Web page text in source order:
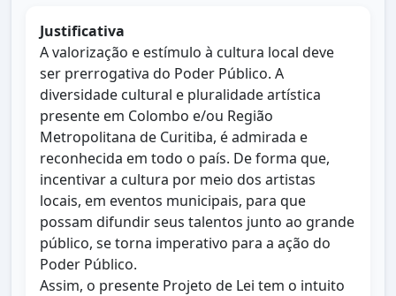
Justificativa
A valorização e estímulo à cultura local deve
ser prerrogativa do Poder Público. A
diversidade cultural e pluralidade artística
presente em Colombo e/ou Região
Metropolitana de Curitiba, é admirada e
reconhecida em todo o país. De forma que,
incentivar a cultura por meio dos artistas
locais, em eventos municipais, para que
possam difundir seus talentos junto ao grande
público, se torna imperativo para a ação do
Poder Público.
Assim, o presente Projeto de Lei tem o intuito